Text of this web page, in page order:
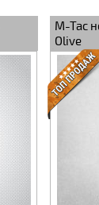
M-Tac
Olive